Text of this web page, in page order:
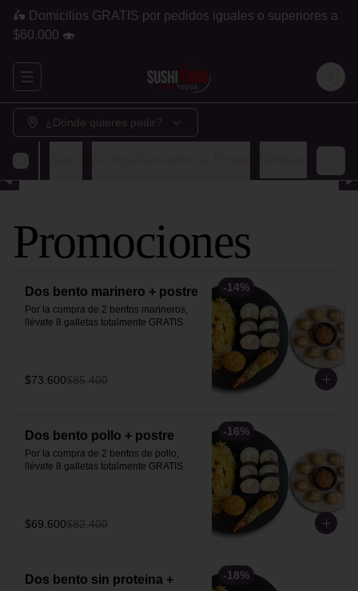
🛵 Domicilios GRATIS por pedidos iguales o superiores a
$60.000 🍣
Abrir menu de navegación Login
¿Dónde quieres pedir?
Promociones
-14%
Dos bento marinero + postre
Por la compra de 2 bentos marineros,
llévate 8 galletas totalmente GRATIS.
$73.600$85.400
-16%
Dos bento pollo + postre
Por la compra de 2 bentos de pollo,
llévate 8 galletas totalmente GRATIS.
$69.600$82.400
-18%
Dos bento sin proteina +